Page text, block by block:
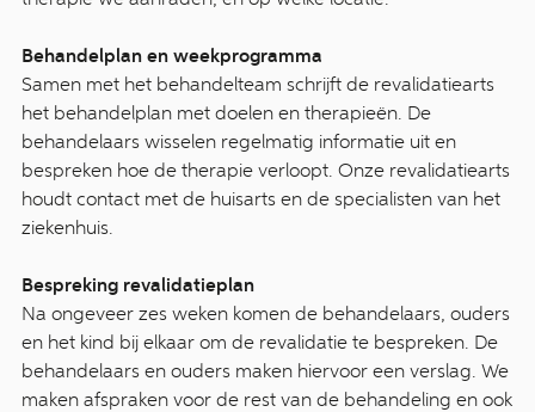
Behandelplan en weekprogramma
Samen met het behandelteam schrijft de revalidatiearts
het behandelplan met doelen en therapieën. De
behandelaars wisselen regelmatig informatie uit en
bespreken hoe de therapie verloopt. Onze revalidatiearts
houdt contact met de huisarts en de specialisten van het
ziekenhuis.
Bespreking revalidatieplan
Na ongeveer zes weken komen de behandelaars, ouders
en het kind bij elkaar om de revalidatie te bespreken. De
behandelaars en ouders maken hiervoor een verslag. We
maken afspraken voor de rest van de behandeling en ook